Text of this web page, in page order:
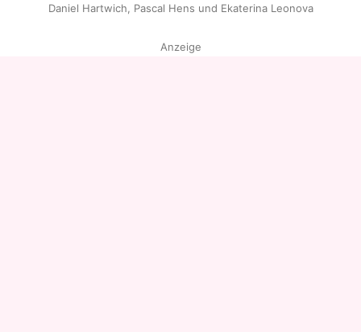
Daniel Hartwich, Pascal Hens und Ekaterina Leonova
Anzeige